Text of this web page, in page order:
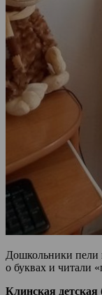
Дошкольники пели
о буквах и читали
Клинская